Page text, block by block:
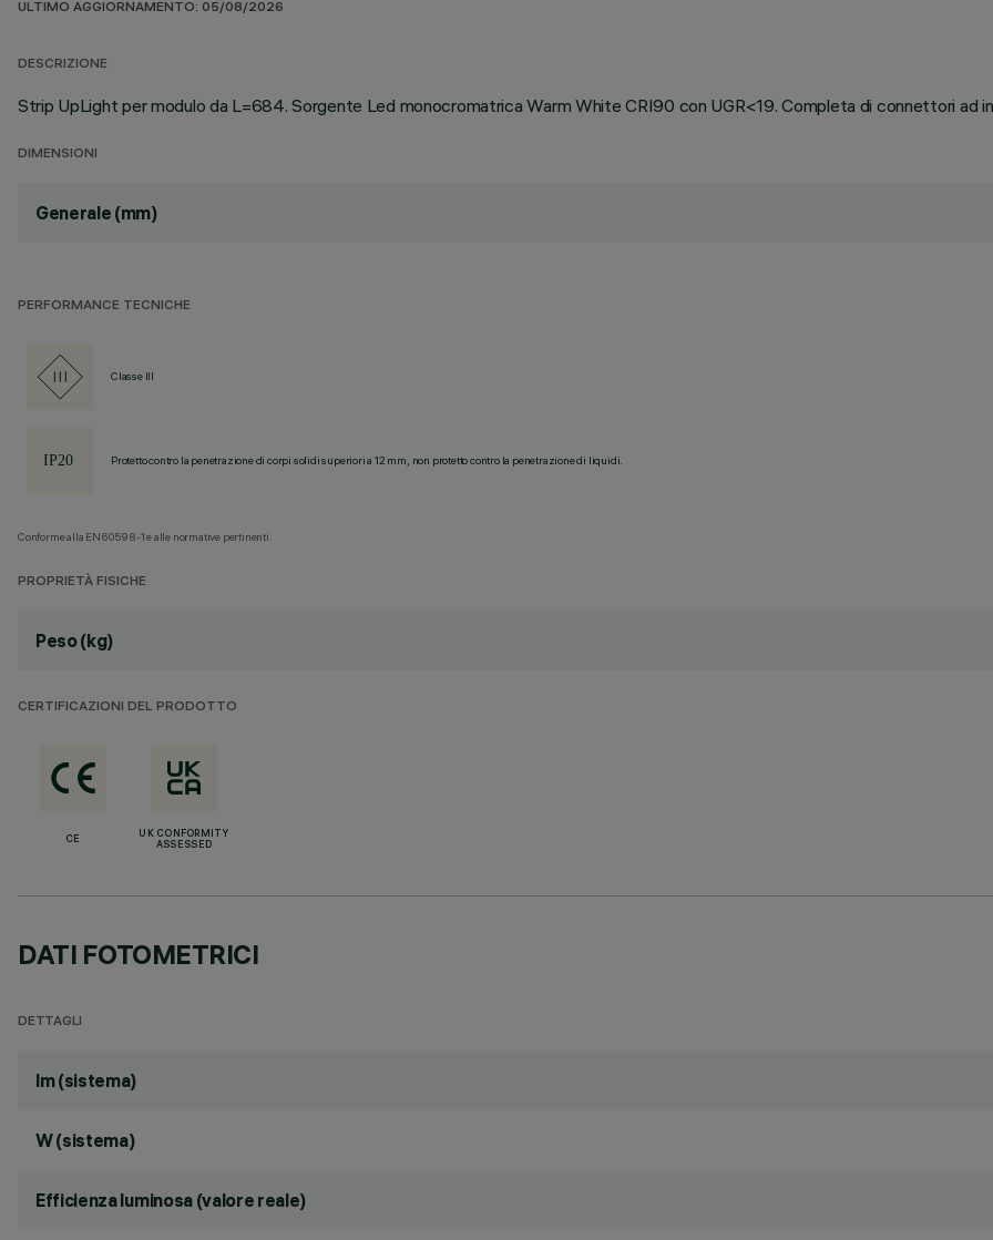
ULTIMO AGGIORNAMENTO: 05/08/2026
DESCRIZIONE
Strip UpLight per modulo da L=684. Sorgente Led monocromatrica Warm White CRI90 con UGR<19. Completa di connettori ad
DIMENSIONI
Generale (mm)
PERFORMANCE TECNICHE
Classe III
Protetto contro la penetrazione di corpi solidi superiori a 12 mm, non protetto contro la penetrazione di liquidi.
Conforme alla EN60598-1 e alle normative pertinenti.
PROPRIETÀ FISICHE
Peso (kg)
CERTIFICAZIONI DEL PRODOTTO
CE
UK CONFORMITY
ASSESSED
DATI FOTOMETRICI
DETTAGLI
lm (sistema)
W (sistema)
Efficienza luminosa (valore reale)